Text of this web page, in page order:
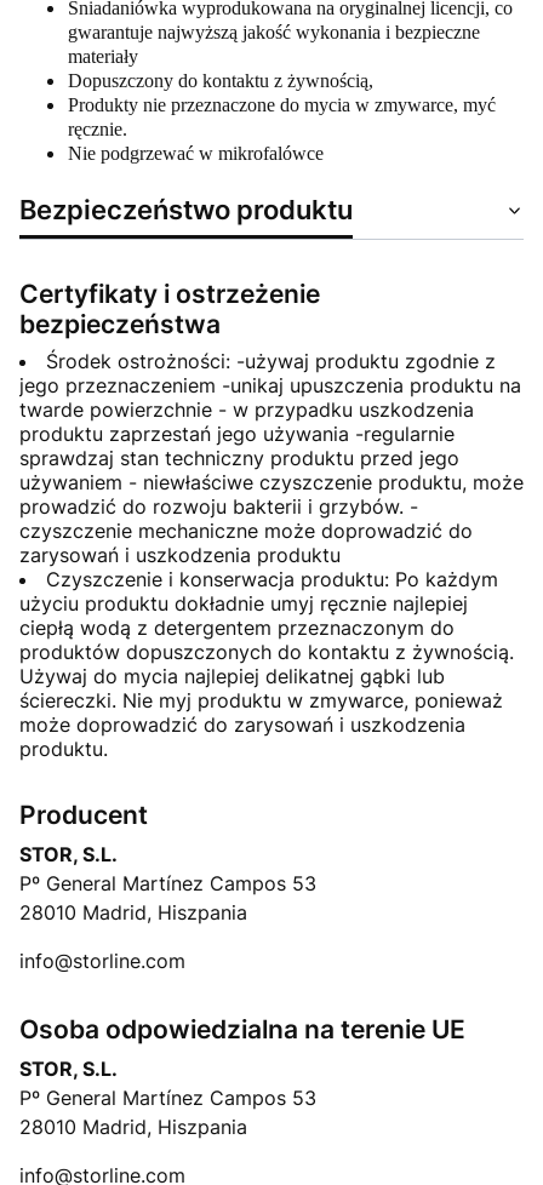
Śniadaniówka wyprodukowana na oryginalnej licencji, co
gwarantuje najwyższą jakość wykonania i bezpieczne
materiały
Dopuszczony do kontaktu z żywnością,
Produkty nie przeznaczone do mycia w zmywarce, myć
ręcznie.
Nie podgrzewać w mikrofalówce
Bezpieczeństwo produktu
Certyfikaty i ostrzeżenie
bezpieczeństwa
Środek ostrożności: -używaj produktu zgodnie z
jego przeznaczeniem -unikaj upuszczenia produktu na
twarde powierzchnie - w przypadku uszkodzenia
produktu zaprzestań jego używania -regularnie
sprawdzaj stan techniczny produktu przed jego
używaniem - niewłaściwe czyszczenie produktu, może
prowadzić do rozwoju bakterii i grzybów. -
czyszczenie mechaniczne może doprowadzić do
zarysowań i uszkodzenia produktu
Czyszczenie i konserwacja produktu: Po każdym
użyciu produktu dokładnie umyj ręcznie najlepiej
ciepłą wodą z detergentem przeznaczonym do
produktów dopuszczonych do kontaktu z żywnością.
Używaj do mycia najlepiej delikatnej gąbki lub
ściereczki. Nie myj produktu w zmywarce, ponieważ
może doprowadzić do zarysowań i uszkodzenia
produktu.
Producent
STOR, S.L.
Pº General Martínez Campos 53
28010 Madrid, Hiszpania
info@storline.com
Osoba odpowiedzialna na terenie UE
STOR, S.L.
Pº General Martínez Campos 53
28010 Madrid, Hiszpania
info@storline.com